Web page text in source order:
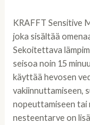
KRAFFT Sensitive
joka sisältää
Sekoitettava
seisoa noin 15
käyttää hevosen
vakiinnuttamiseen,
nopeuttamiseen tai
nesteentarve on